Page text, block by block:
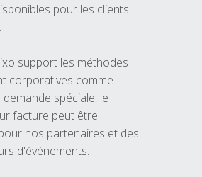
pour les clients
support les méthodes
corporatives comme
demande spéciale, le
facture peut être
nos partenaires et des
d'événements.